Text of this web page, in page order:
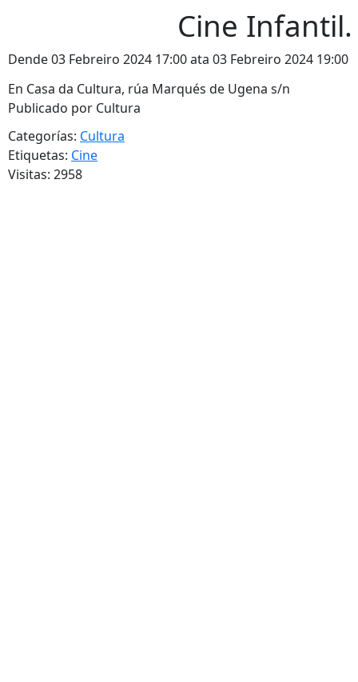
Cine
Dende 03 Febreiro 2024 17:00 ata 03 Febreiro 2024 19:00
En Casa da Cultura, rúa Marqués de Ugena s/n
Publicado por Cultura
Categorías: Cultura
Etiquetas: Cine
Visitas: 2958